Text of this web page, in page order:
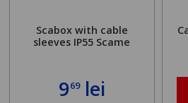
Scabox with cable
sleeves IP55 Scame
969lei